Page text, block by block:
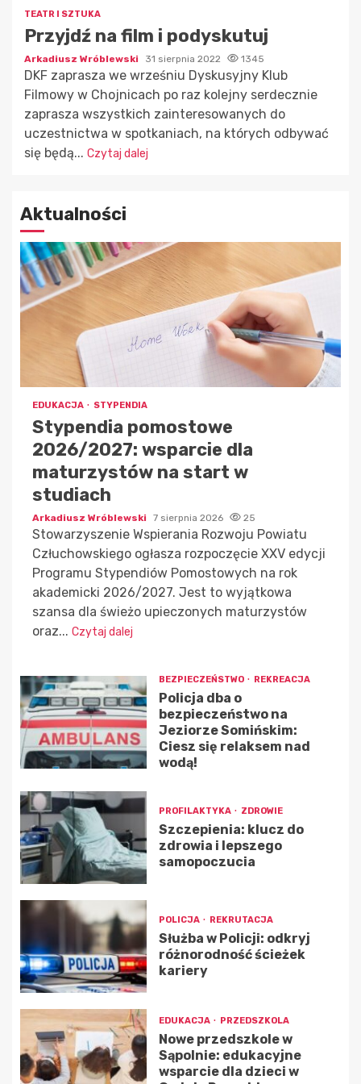
TEATR I SZTUKA
Przyjdź na film i podyskutuj
Arkadiusz Wróblewski 31 sierpnia 2022 1345
DKF zaprasza we wrześniu Dyskusyjny Klub
Filmowy w Chojnicach po raz kolejny serdecznie
zaprasza wszystkich zainteresowanych do
uczestnictwa w spotkaniach, na których odbywać
się będą... Czytaj dalej
Aktualności
EDUKACJA STYPENDIA
Stypendia pomostowe
2026/2027: wsparcie dla
maturzystów na start w
studiach
Arkadiusz Wróblewski 7 sierpnia 2026 25
Stowarzyszenie Wspierania Rozwoju Powiatu
Człuchowskiego ogłasza rozpoczęcie XXV edycji
Programu Stypendiów Pomostowych na rok
akademicki 2026/2027. Jest to wyjątkowa
szansa dla świeżo upieczonych maturzystów
oraz... Czytaj dalej
BEZPIECZEŃSTWO REKREACJA
Policja dba o
bezpieczeństwo na
Jeziorze Somińskim:
Ciesz się relaksem nad
wodą!
PROFILAKTYKA ZDROWIE
Szczepienia: klucz do
zdrowia i lepszego
samopoczucia
POLICJA REKRUTACJA
Służba w Policji: odkryj
różnorodność ścieżek
kariery
EDUKACJA PRZEDSZKOLA
Nowe przedszkole w
Sąpolnie: edukacyjne
wsparcie dla dzieci w